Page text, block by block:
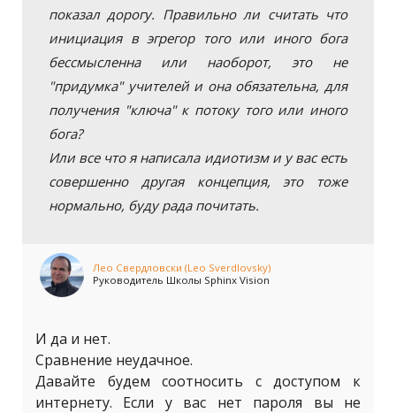
показал дорогу. Правильно ли считать что
инициация в эгрегор того или иного бога
бессмысленна или наоборот, это не
"придумка" учителей и она обязательна, для
получения "ключа" к потоку того или иного
бога?
Или все что я написала идиотизм и у вас есть
совершенно другая концепция, это тоже
нормально, буду рада почитать.
Лео Свердловски (Leo Sverdlovsky)
Руководитель Школы Sphinx Vision
И да и нет.
Сравнение неудачное.
Давайте будем соотносить с доступом к
интернету. Если у вас нет пароля вы не